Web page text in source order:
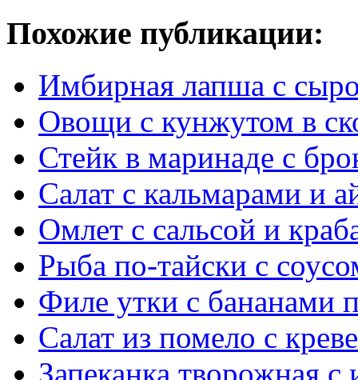
Похожие публикации:
Имбирная лапша с
Овощи с кунжутом в
Стейк в маринаде с
Салат с кальмарами и
Омлет с сальсой и
Рыба по-тайски с
Филе утки с бананами
Салат из помело с